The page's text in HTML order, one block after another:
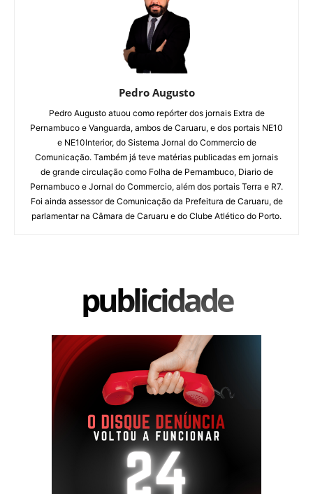
Pedro Augusto
Pedro Augusto atuou como repórter dos jornais Extra de
Pernambuco e Vanguarda, ambos de Caruaru, e dos portais NE10
e NE10Interior, do Sistema Jornal do Commercio de
Comunicação. Também já teve matérias publicadas em jornais
de grande circulação como Folha de Pernambuco, Diario de
Pernambuco e Jornal do Commercio, além dos portais Terra e R7.
Foi ainda assessor de Comunicação da Prefeitura de Caruaru, de
parlamentar na Câmara de Caruaru e do Clube Atlético do Porto.
publicidade